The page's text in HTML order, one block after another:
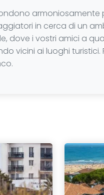
armoniosamente
in cerca di un
i vostri amici a
vicini ai luoghi